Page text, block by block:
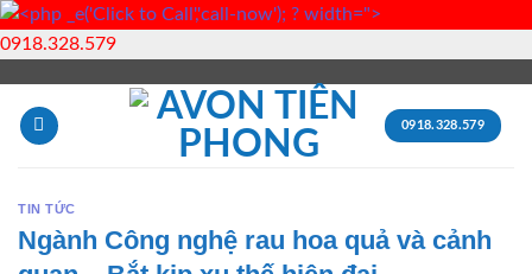
">
0918.328.579
0918.328.579
TIN TỨC
Ngành Công nghệ rau hoa quả và cảnh